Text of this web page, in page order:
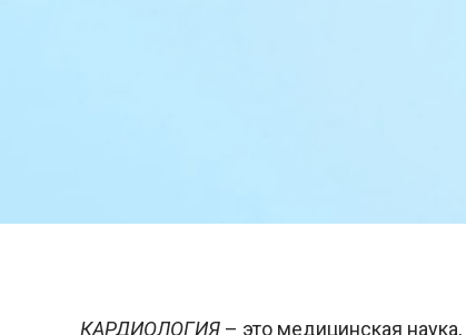
КАРДИОЛОГИЯ – это медицинская